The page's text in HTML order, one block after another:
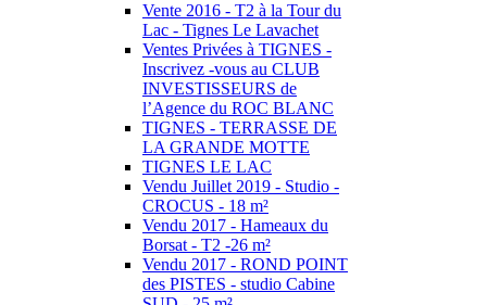
Vente 2016 - T2 à la Tour du
Lac - Tignes Le Lavachet
Ventes Privées à TIGNES -
Inscrivez -vous au CLUB
INVESTISSEURS de
l’Agence du ROC BLANC
TIGNES - TERRASSE DE
LA GRANDE MOTTE
TIGNES LE LAC
Vendu Juillet 2019 - Studio -
CROCUS - 18 m²
Vendu 2017 - Hameaux du
Borsat - T2 -26 m²
Vendu 2017 - ROND POINT
des PISTES - studio Cabine